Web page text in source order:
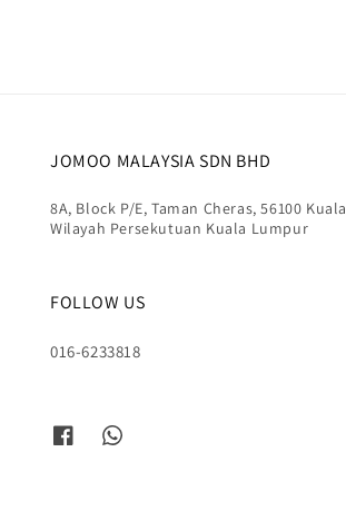
JOMOO MALAYSIA SDN BHD
8A, Block P/E, Taman Cheras, 56100
Wilayah Persekutuan Kuala Lumpur
FOLLOW US
016-6233818